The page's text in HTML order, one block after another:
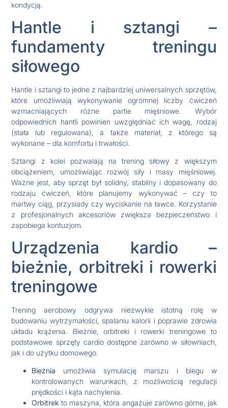
kondycją.
Hantle i sztangi –
fundamenty treningu
siłowego
Hantle i sztangi to jedne z najbardziej uniwersalnych sprzętów,
które umożliwiają wykonywanie ogromnej liczby ćwiczeń
wzmacniających różne partie mięśniowe. Wybór
odpowiednich hantli powinien uwzględniać ich wagę, rodzaj
(stała lub regulowana), a także materiał, z którego są
wykonane – dla komfortu i trwałości.
Sztangi z kolei pozwalają na trening siłowy z większym
obciążeniem, umożliwiając rozwój siły i masy mięśniowej.
Ważne jest, aby sprzęt był solidny, stabilny i dopasowany do
rodzaju ćwiczeń, które planujemy wykonywać – czy to
martwy ciąg, przysiady czy wyciskanie na ławce. Korzystanie
z profesjonalnych akcesoriów zwiększa bezpieczeństwo i
zapobiega kontuzjom.
Urządzenia kardio –
bieżnie, orbitreki i rowerki
treningowe
Trening aerobowy odgrywa niezwykle istotną rolę w
budowaniu wytrzymałości, spalaniu kalorii i poprawie zdrowia
układu krążenia. Bieżnie, orbitreki i rowerki treningowe to
podstawowe sprzęty cardio dostępne zarówno w siłowniach,
jak i do użytku domowego.
Bieżnia umożliwia symulację marszu i biegu w
kontrolowanych warunkach, z możliwością regulacji
prędkości i kąta nachylenia.
Orbitrek to maszyna, która angażuje zarówno górne, jak